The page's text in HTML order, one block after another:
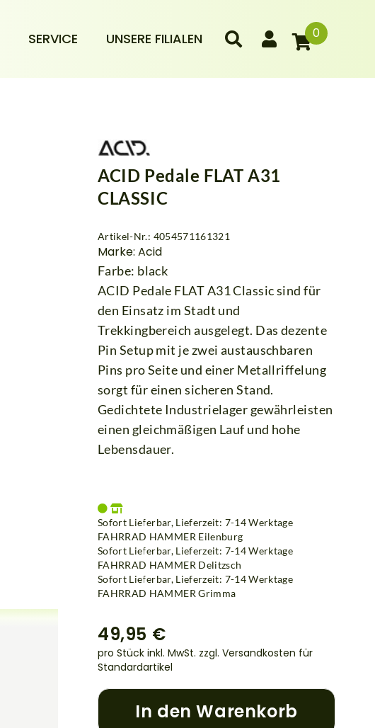
SERVICE UNSERE FILIALEN 0
ACID Pedale FLAT A31
CLASSIC
Artikel-Nr.: 4054571161321
Marke: Acid
Farbe: black
ACID Pedale FLAT A31 Classic sind für
den Einsatz im Stadt und
Trekkingbereich ausgelegt. Das dezente
Pin Setup mit je zwei austauschbaren
Pins pro Seite und einer Metallriffelung
sorgt für einen sicheren Stand.
Gedichtete Industrielager gewährleisten
einen gleichmäßigen Lauf und hohe
Lebensdauer.
Sofort Lieferbar, Lieferzeit: 7-14 Werktage
FAHRRAD HAMMER Eilenburg
Sofort Lieferbar, Lieferzeit: 7-14 Werktage
FAHRRAD HAMMER Delitzsch
Sofort Lieferbar, Lieferzeit: 7-14 Werktage
FAHRRAD HAMMER Grimma
49,95 €
pro Stück inkl. MwSt. zzgl. Versandkosten für
Standardartikel
In den Warenkorb